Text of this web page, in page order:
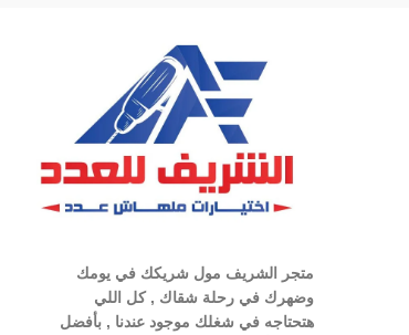
متجر الشريف مول شريكك في يومك
وضهرك في رحلة شقاك , كل اللي
هتحتاجه في شغلك موجود عندنا , بأفضل